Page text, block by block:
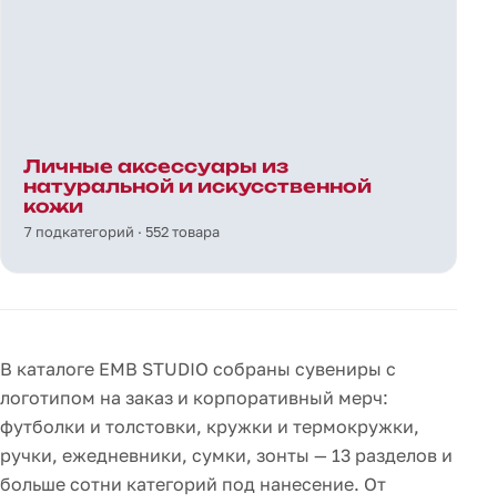
Личные аксессуары из
натуральной и искусственной
кожи
7 подкатегорий · 552 товара
В каталоге EMB STUDIO собраны сувениры с
логотипом на заказ и корпоративный мерч:
футболки и толстовки, кружки и термокружки,
ручки, ежедневники, сумки, зонты — 13 разделов и
больше сотни категорий под нанесение. От